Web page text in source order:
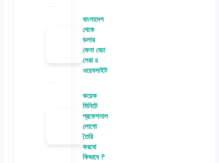
বাংলাদেশ
থেকে
ডলার
কেনা বেচা
সেরা ৪
ওয়েবসাইট
কয়েক
মিনিটে
প্রফেশনাল
লোগো
তৈরি
করবো
কিভাবে ?